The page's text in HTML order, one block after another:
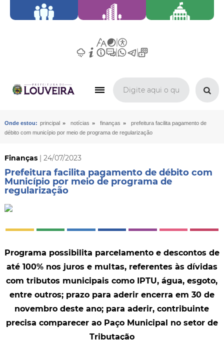
Onde estou: principal » notícias » finanças »
prefeitura facilita pagamento de
débito com município por meio de programa de regularização
Finanças| 24/07/2023
Prefeitura facilita pagamento de débito com
Município por meio de programa de
regularização
Programa possibilita parcelamento e descontos de
até 100% nos juros e multas, referentes às dívidas
com tributos municipais como IPTU, água, esgoto,
entre outros; prazo para aderir encerra em 30 de
novembro deste ano; para aderir, contribuinte
precisa comparecer ao Paço Municipal no setor de
Tributação